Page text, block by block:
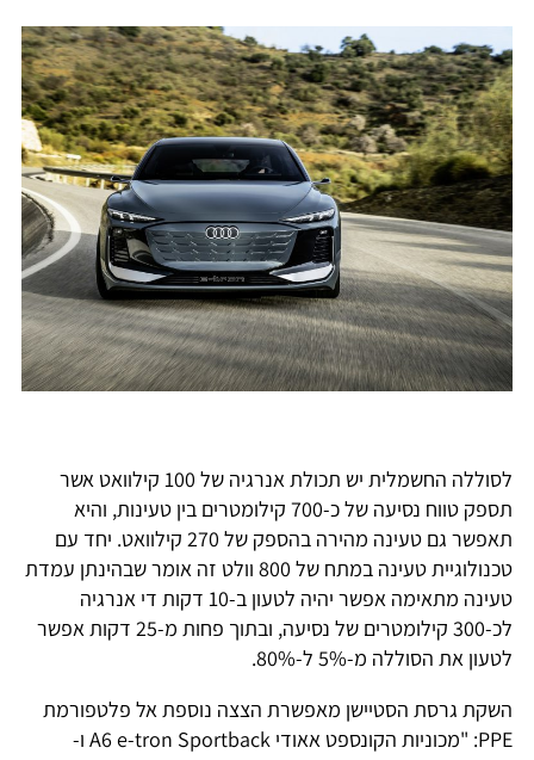
לסוללה החשמלית יש תכולת אנרגיה של 100 קילוואט אשר
תספק טווח נסיעה של כ-700 קילומטרים בין טעינות, והיא
תאפשר גם טעינה מהירה בהספק של 270 קילוואט. יחד עם
טכנולוגיית טעינה במתח של 800 וולט זה אומר שבהינתן עמדת
טעינה מתאימה אפשר יהיה לטעון ב-10 דקות די אנרגיה
לכ-300 קילומטרים של נסיעה, ובתוך פחות מ-25 דקות אפשר
לטעון את הסוללה מ-5% ל-80%.
השקת גרסת הסטיישן מאפשרת הצצה נוספת אל פלטפורמת
PPE: "מכוניות הקונספט אאודי A6 e-tron Sportback ו-